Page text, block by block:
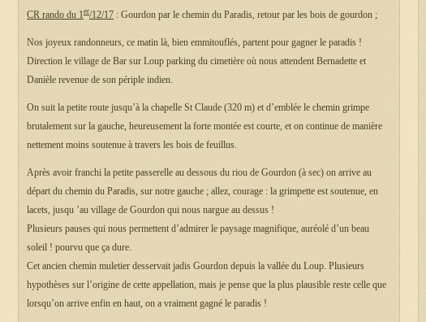
CR rando du 1 er/12/17 : Gourdon par le chemin du Paradis, retour par les bois de gourdon ;
Nos joyeux randonneurs, ce matin là, bien emmitouflés, partent pour gagner le paradis !
Direction le village de Bar sur Loup parking du cimetière où nous attendent Bernadette et
Danièle revenue de son périple indien.
On suit la petite route jusqu’à la chapelle St Claude (320 m) et d’emblée le chemin grimpe
brutalement sur la gauche, heureusement la forte montée est courte, et on continue de manière
nettement moins soutenue à travers les bois de feuillus.
Après avoir franchi la petite passerelle au dessous du riou de Gourdon (à sec) on arrive au
départ du chemin du Paradis, sur notre gauche ; allez, courage : la grimpette est soutenue, en
lacets, jusqu ’au village de Gourdon qui nous nargue au dessus !
Plusieurs pauses qui nous permettent d’admirer le paysage magnifique, auréolé d’un beau
soleil ! pourvu que ça dure.
Cet ancien chemin muletier desservait jadis Gourdon depuis la vallée du Loup. Plusieurs
hypothèses sur l’origine de cette appellation, mais je pense que la plus plausible reste celle que
lorsqu’on arrive enfin en haut, on a vraiment gagné le paradis !